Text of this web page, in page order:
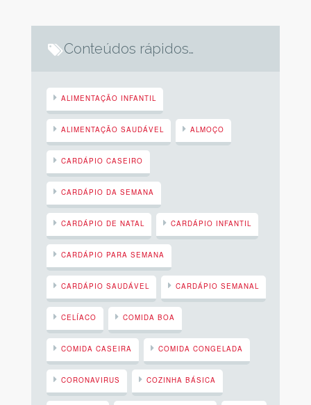
Conteúdos rápidos…
ALIMENTAÇÃO INFANTIL
ALIMENTAÇÃO SAUDÁVEL ALMOÇO
CARDÁPIO CASEIRO
CARDÁPIO DA SEMANA
CARDÁPIO DE NATAL CARDÁPIO INFANTIL
CARDÁPIO PARA SEMANA
CARDÁPIO SAUDÁVEL CARDÁPIO SEMANAL
CELÍACO COMIDA BOA
COMIDA CASEIRA COMIDA CONGELADA
CORONAVIRUS COZINHA BÁSICA